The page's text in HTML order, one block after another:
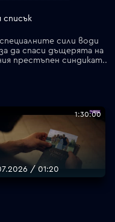
списък
сили води
да спаси дъщерята на
престъпен синдикат..
1:30:00
/ 01:20